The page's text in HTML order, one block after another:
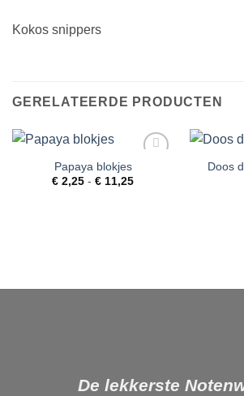
Kokos snippers
GERELATEERDE PRODUCTEN
Toevoegen
aan
Papaya blokjes
€ 2,25 - € 11,25Prijsklasse:
Doos
De lekkerste